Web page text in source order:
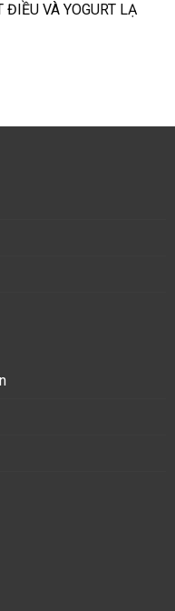
VÀ YOGURT LẠ